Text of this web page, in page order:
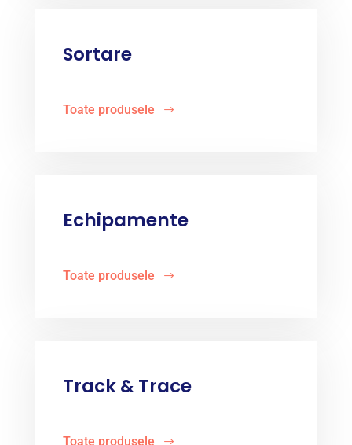
Sortare
Toate produsele
Echipamente
Toate produsele
Track & Trace
Toate produsele